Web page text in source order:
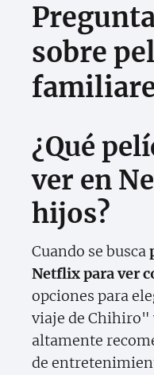
sobre
¿Qué
ver en
hijos?
Cuando se busca
Netflix para ver
opciones para
viaje de Chihiro"
altamente
de